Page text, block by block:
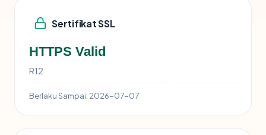
Sertifikat SSL
HTTPS Valid
R12
Berlaku Sampai: 2026-07-07